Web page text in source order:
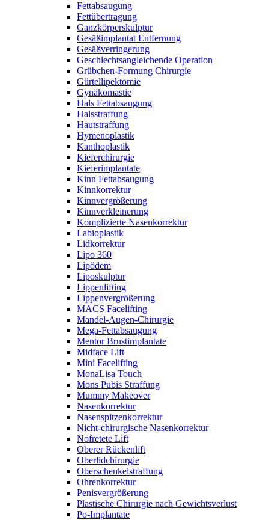
Fettabsaugung
Fettübertragung
Ganzkörperskulptur
Gesäßimplantat Entfernung
Gesäßverringerung
Geschlechtsangleichende Operation
Grübchen-Formung Chirurgie
Gürtellipektomie
Gynäkomastie
Hals Fettabsaugung
Halsstraffung
Hautstraffung
Hymenoplastik
Kanthoplastik
Kieferchirurgie
Kieferimplantate
Kinn Fettabsaugung
Kinnkorrektur
Kinnvergrößerung
Kinnverkleinerung
Komplizierte Nasenkorrektur
Labioplastik
Lidkorrektur
Lipo 360
Lipödem
Liposkulptur
Lippenlifting
Lippenvergrößerung
MACS Facelifting
Mandel-Augen-Chirurgie
Mega-Fettabsaugung
Mentor Brustimplantate
Midface Lift
Mini Facelifting
MonaLisa Touch
Mons Pubis Straffung
Mummy Makeover
Nasenkorrektur
Nasenspitzenkorrektur
Nicht-chirurgische Nasenkorrektur
Nofretete Lift
Oberer Rückenlift
Oberlidchirurgie
Oberschenkelstraffung
Ohrenkorrektur
Penisvergrößerung
Plastische Chirurgie nach Gewichtsverlust
Po-Implantate